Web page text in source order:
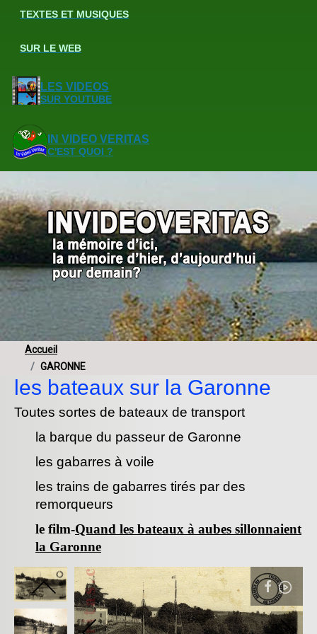
TEXTES ET MUSIQUES
SUR LE WEB
LES VIDEOS
SUR YOUTUBE
IN VIDEO VERITAS
C'EST QUOI ?
Accueil
GARONNE
les bateaux sur la Garonne
Toutes sortes de bateaux de transport
la barque du passeur de Garonne
les gabarres à voile
les trains de gabarres tirés par des
remorqueurs
le film-Quand les bateaux à aubes sillonnaient
la Garonne